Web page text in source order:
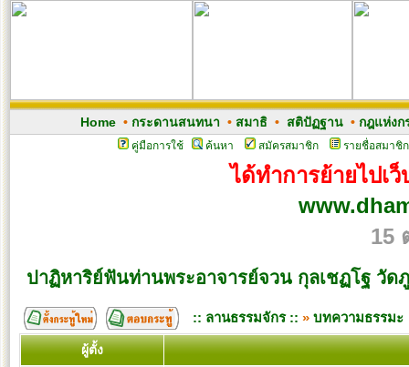
Home• กระดานสนทนา • สมาธิ• สติปัฏฐาน• กฎแห่งก
คู่มือการใช้ ค้นหา สมัครสมาชิก รายชื่อสมาชิก
ได้ทำการย้ายไปเ
15
ปาฏิหาริย์ฟันท่านพระอาจารย์จวน กุลเชฏโฐ วัด
:: ลานธรรมจักร :: » บทความธรรมะ
ผู้ตั้ง